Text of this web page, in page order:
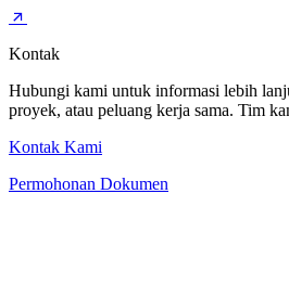
Kontak
Hubungi kami untuk informasi lebih
proyek, atau peluang kerja sama. Tim
Kontak Kami
Permohonan Dokumen